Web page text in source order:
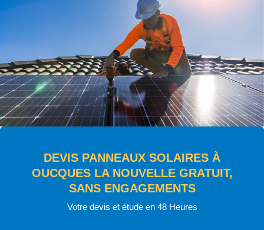
DEVIS PANNEAUX SOLAIRES À
OUCQUES LA NOUVELLE GRATUIT,
SANS ENGAGEMENTS
Votre devis et étude en 48 Heures